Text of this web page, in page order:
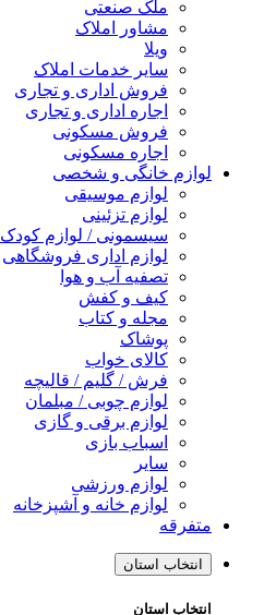
ملک صنعتی
مشاور املاک
ویلا
سایر خدمات املاک
فروش اداری و تجاری
اجاره اداری و تجاری
فروش مسکونی
اجاره مسکونی
لوازم خانگی و شخصی
لوازم موسیقی
لوازم تزئینی
سیسمونی / لوازم کودک
لوازم اداری فروشگاهی
تصفیه آب و هوا
کیف و کفش
مجله و کتاب
پوشاک
کالای خواب
فرش / گلیم / قالیچه
لوازم چوبی / مبلمان
لوازم برقی و گازی
اسباب بازی
سایر
لوازم ورزشی
لوازم خانه و آشپزخانه
متفرقه
انتخاب استان
انتخاب استان